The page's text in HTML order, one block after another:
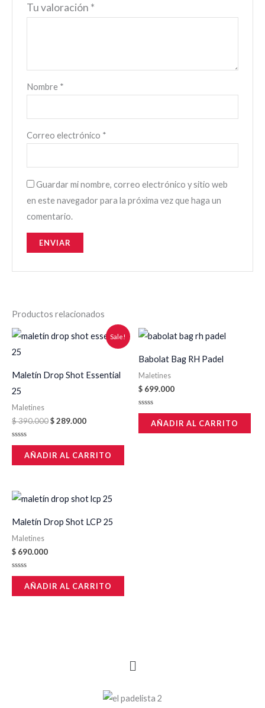
Tu valoración *
Nombre *
Correo electrónico *
Guardar mi nombre, correo electrónico y sitio web
en este navegador para la próxima vez que haga un
comentario.
Productos relacionados
Sale!
Maletín Drop Shot Essential
25
Maletines
$390.000
Original
price
$289.000
Current
price
Valorado
de
AÑADIR AL CARRITO
Babolat Bag RH Padel
Maletines
$ 699.000
Valorado
de
AÑADIR AL CARRITO
Maletín Drop Shot LCP 25
Maletines
$ 690.000
Valorado
de
AÑADIR AL CARRITO
Menú